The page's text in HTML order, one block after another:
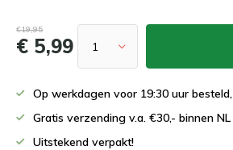
€19,95
€ 5,99
Op werkdagen voor 19:30 uur
Gratis verzending v.a. €30,- binnen NL
Uitstekend verpakt!